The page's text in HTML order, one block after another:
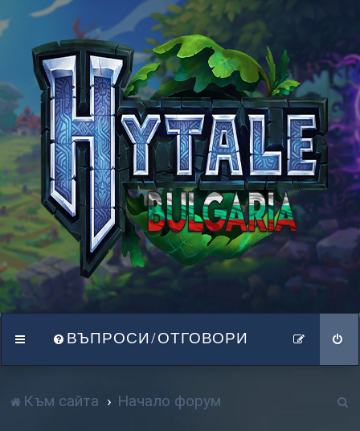
ВЪПРОСИ/ОТГОВОРИ
Към сайта Начало форум